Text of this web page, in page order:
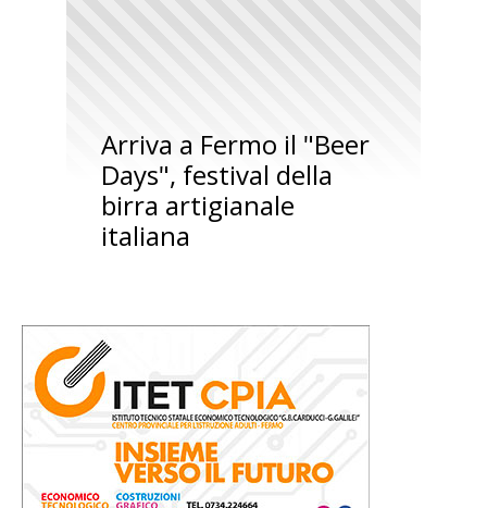
Arriva a Fermo il "Beer
Days", festival della
birra artigianale
italiana